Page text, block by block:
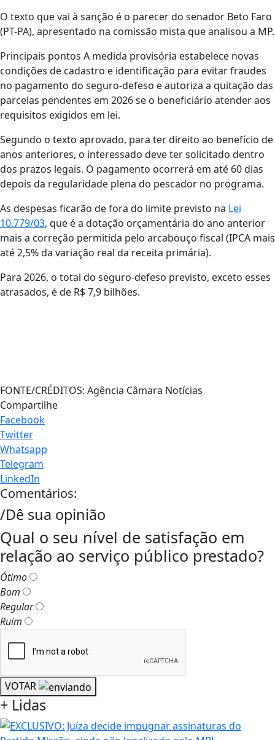
O texto que vai à sanção é o parecer do senador Beto Faro
(PT-PA), apresentado na comissão mista que analisou a MP.
Principais pontos A medida provisória estabelece novas
condições de cadastro e identificação para evitar fraudes
no pagamento do seguro-defeso e autoriza a quitação das
parcelas pendentes em 2026 se o beneficiário atender aos
requisitos exigidos em lei.
Segundo o texto aprovado, para ter direito ao benefício de
anos anteriores, o interessado deve ter solicitado dentro
dos prazos legais. O pagamento ocorrerá em até 60 dias
depois da regularidade plena do pescador no programa.
As despesas ficarão de fora do limite previsto na Lei
10.779/03, que é a dotação orçamentária do ano anterior
mais a correção permitida pelo arcabouço fiscal (IPCA mais
até 2,5% da variação real da receita primária).
Para 2026, o total do seguro-defeso previsto, exceto esses
atrasados, é de R$ 7,9 bilhões.
FONTE/CRÉDITOS: Agência Câmara Notícias
Compartilhe
Facebook
Twitter
Whatsapp
Telegram
LinkedIn
Comentários:
/Dê sua opinião
Qual o seu nível de satisfação em
relação ao serviço público prestado?
Ótimo
Bom
Regular
Ruim
VOTAR
+ Lidas